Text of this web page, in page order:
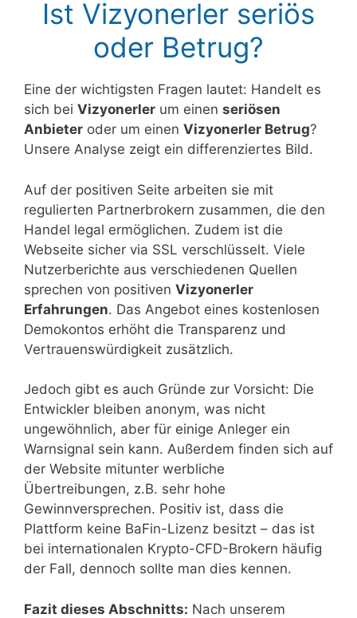
Ist Vizyonerler seriös
oder Betrug?
Eine der wichtigsten Fragen lautet: Handelt es
sich bei Vizyonerler um einen seriösen
Anbieter oder um einen Vizyonerler Betrug?
Unsere Analyse zeigt ein differenziertes Bild.
Auf der positiven Seite arbeiten sie mit
regulierten Partnerbrokern zusammen, die den
Handel legal ermöglichen. Zudem ist die
Webseite sicher via SSL verschlüsselt. Viele
Nutzerberichte aus verschiedenen Quellen
sprechen von positiven Vizyonerler
Erfahrungen. Das Angebot eines kostenlosen
Demokontos erhöht die Transparenz und
Vertrauenswürdigkeit zusätzlich.
Jedoch gibt es auch Gründe zur Vorsicht: Die
Entwickler bleiben anonym, was nicht
ungewöhnlich, aber für einige Anleger ein
Warnsignal sein kann. Außerdem finden sich auf
der Website mitunter werbliche
Übertreibungen, z.B. sehr hohe
Gewinnversprechen. Positiv ist, dass die
Plattform keine BaFin-Lizenz besitzt – das ist
bei internationalen Krypto-CFD-Brokern häufig
der Fall, dennoch sollte man dies kennen.
Fazit dieses Abschnitts: Nach unserem